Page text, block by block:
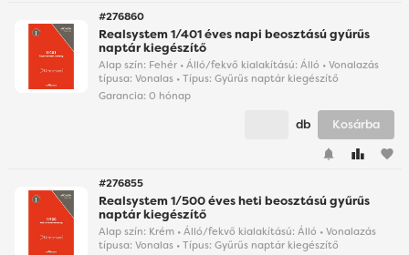
#276860
Realsystem 1/401 éves napi beosztású gyűrűs
naptár kiegészítő
Alap szín: Fehér • Álló/fekvő kialakítású: Álló • Vonalazás
típusa: Vonalas • Típus: Gyűrűs naptár kiegészítő
Garancia: 0 hónap
favorite
db Kosárba
#276855
Realsystem 1/500 éves heti beosztású gyűrűs
naptár kiegészítő
Alap szín: Krém • Álló/fekvő kialakítású: Álló • Vonalazás
típusa: Vonalas • Típus: Gyűrűs naptár kiegészítő